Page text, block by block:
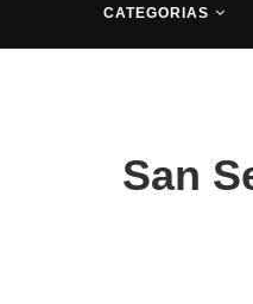
CATEGORIAS
San